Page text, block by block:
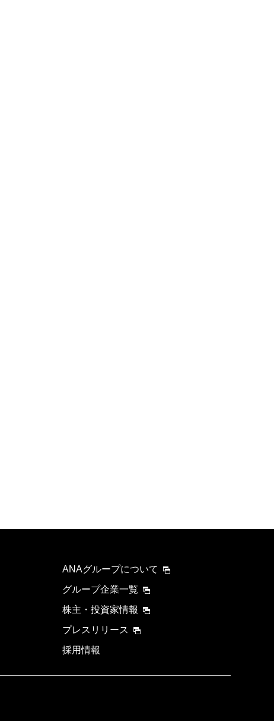
ANAグループについて
グループ企業一覧
株主・投資家情報
プレスリリース
採用情報